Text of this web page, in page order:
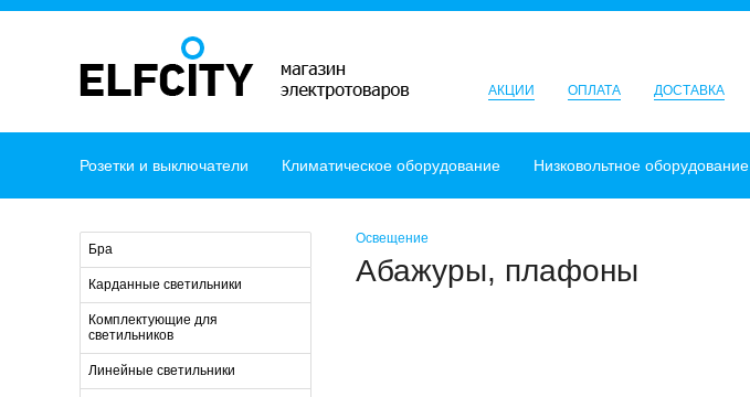
АКЦИИ ОПЛАТА ДОСТАВКА
Розетки и выключатели Климатическое оборудование Низковольтное оборудование
Бра
Карданные светильники
Комплектующие для
светильников
Линейные светильники
Освещение
Абажуры, плафоны